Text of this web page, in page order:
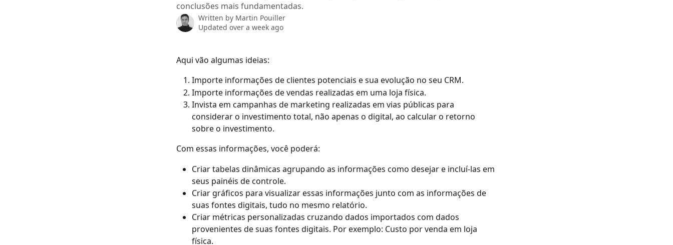
conclusões mais fundamentadas.
Written by Martin Pouiller
Updated over a week ago
Aqui vão algumas ideias:
Importe informações de clientes potenciais e sua evolução no seu CRM.
Importe informações de vendas realizadas em uma loja física.
Invista em campanhas de marketing realizadas em vias públicas para
considerar o investimento total, não apenas o digital, ao calcular o retorno
sobre o investimento.
Com essas informações, você poderá:
Criar tabelas dinâmicas agrupando as informações como desejar e incluí-las em
seus painéis de controle.
Criar gráficos para visualizar essas informações junto com as informações de
suas fontes digitais, tudo no mesmo relatório.
Criar métricas personalizadas cruzando dados importados com dados
provenientes de suas fontes digitais. Por exemplo: Custo por venda em loja
física.